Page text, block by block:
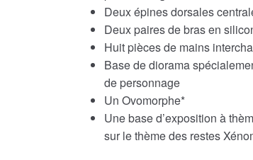
Deux épines dorsales
Deux paires de bras en
Huit pièces de mains
Base de diorama
de personnage
Un Ovomorphe*
Une base d’exposition à
sur le thème des restes